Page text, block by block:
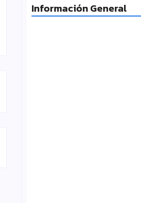
Información General